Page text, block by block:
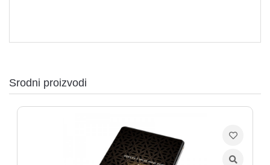
Srodni proizvodi